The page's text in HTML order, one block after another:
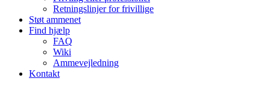
Retningslinjer for frivillige
Støt ammenet
Find hjælp
FAQ
Wiki
Ammevejledning
Kontakt